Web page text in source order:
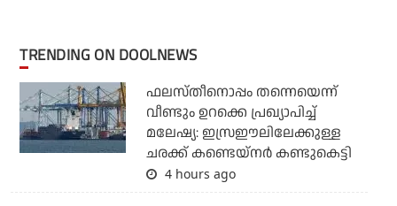
TRENDING ON DOOLNEWS
ഫലസ്തീനൊപ്പം തന്നെയെന്ന്
വീണ്ടും ഉറക്കെ പ്രഖ്യാപിച്ച്
മലേഷ്യ: ഇസ്രഈലിലേക്കുള്ള
ചരക്ക് കണ്ടെയ്‌നര്‍ കണ്ടുകെട്ടി
4 hours ago